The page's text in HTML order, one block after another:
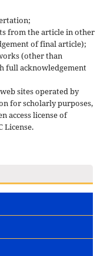
from the article in other
of final article);
(other than
full acknowledgement
sites operated by
for scholarly purposes,
access license of
License.